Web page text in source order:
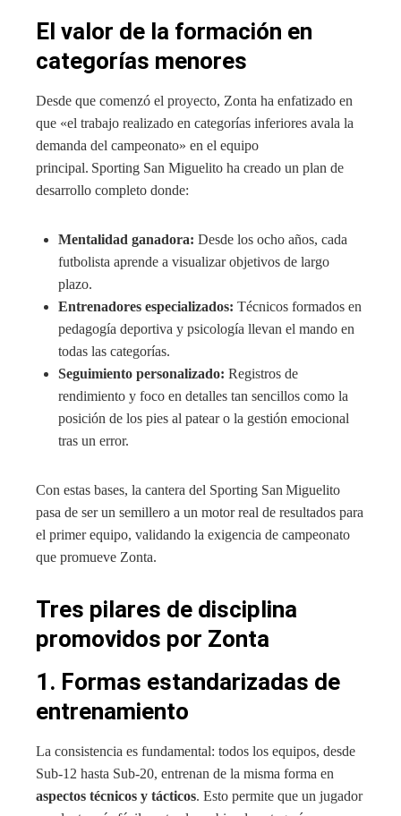
El valor de la formación en
categorías menores
Desde que comenzó el proyecto, Zonta ha enfatizado en
que «el trabajo realizado en categorías inferiores avala la
demanda del campeonato» en el equipo
principal. Sporting San Miguelito ha creado un plan de
desarrollo completo donde:
Mentalidad ganadora: Desde los ocho años, cada
futbolista aprende a visualizar objetivos de largo
plazo.
Entrenadores especializados: Técnicos formados en
pedagogía deportiva y psicología llevan el mando en
todas las categorías.
Seguimiento personalizado: Registros de
rendimiento y foco en detalles tan sencillos como la
posición de los pies al patear o la gestión emocional
tras un error.
Con estas bases, la cantera del Sporting San Miguelito
pasa de ser un semillero a un motor real de resultados para
el primer equipo, validando la exigencia de campeonato
que promueve Zonta.
Tres pilares de disciplina
promovidos por Zonta
1. Formas estandarizadas de
entrenamiento
La consistencia es fundamental: todos los equipos, desde
Sub-12 hasta Sub-20, entrenan de la misma forma en
aspectos técnicos y tácticos. Esto permite que un jugador